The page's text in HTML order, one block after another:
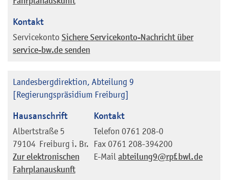
Kontakt
Servicekonto Sichere Servicekonto-Nachricht über
service-bw.de senden
Landesbergdirektion, Abteilung 9
[Regierungspräsidium Freiburg]
Hausanschrift
Albertstraße 5
79104 Freiburg i. Br.
Zur elektronischen
Fahrplanauskunft
Kontakt
Telefon 0761 208-0
Fax 0761 208-394200
E-Mail abteilung9@rpf.bwl.de